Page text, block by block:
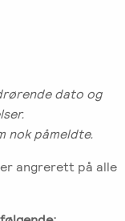
dato og
nok påmeldte.
angrerett på alle